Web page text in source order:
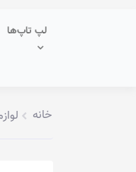
لپ تاپ‌ها
خانه